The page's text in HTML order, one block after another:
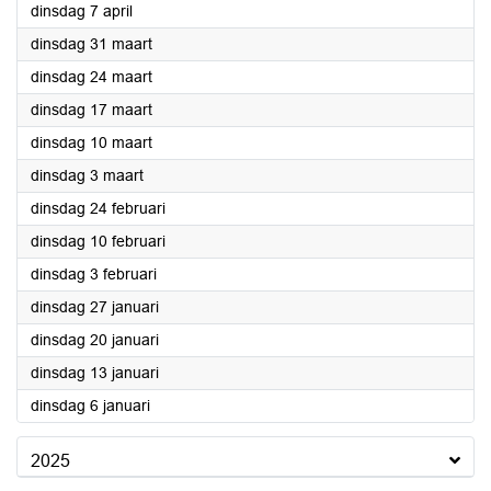
dinsdag 7 april2026
dinsdag 31 maart2026
dinsdag 24 maart2026
dinsdag 17 maart2026
dinsdag 10 maart2026
dinsdag 3 maart2026
dinsdag 24 februari2026
dinsdag 10 februari2026
dinsdag 3 februari2026
dinsdag 27 januari2026
dinsdag 20 januari2026
dinsdag 13 januari2026
dinsdag 6 januari2026
2025